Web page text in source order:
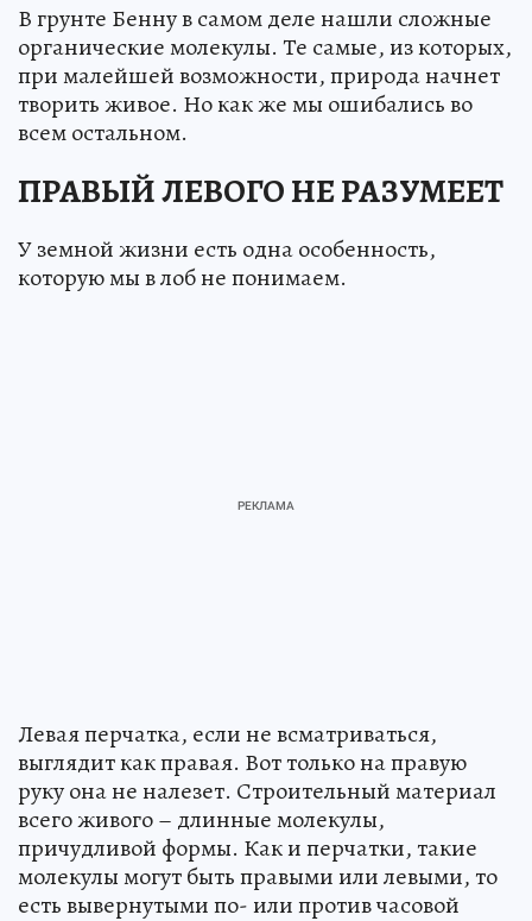
В грунте Бенну в самом деле нашли сложные
органические молекулы. Те самые, из которых,
при малейшей возможности, природа начнет
творить живое. Но как же мы ошибались во
всем остальном.
ПРАВЫЙ ЛЕВОГО НЕ РАЗУМЕЕТ
У земной жизни есть одна особенность,
которую мы в лоб не понимаем.
Левая перчатка, если не всматриваться,
выглядит как правая. Вот только на правую
руку она не налезет. Строительный материал
всего живого – длинные молекулы,
причудливой формы. Как и перчатки, такие
молекулы могут быть правыми или левыми, то
есть вывернутыми по- или против часовой